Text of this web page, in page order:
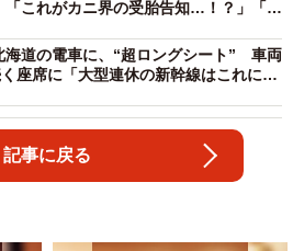
これがカニ界の受胎告知…！？」「ど
海道の電車に、“超ロングシート” 車両
座席に「大型連休の新幹線はこれにし
記事に戻る